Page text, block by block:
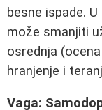
besne ispade.
može smanjiti
osrednja
hranjenje i
Vaga: